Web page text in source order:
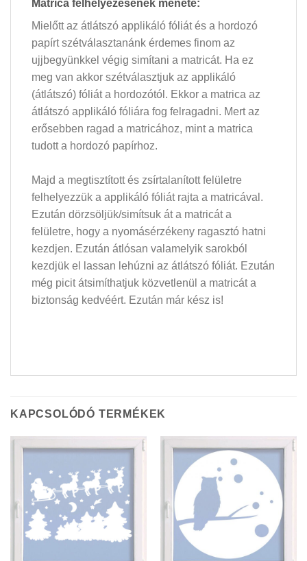
Matrica felhelyezésének menete:
Mielőtt az átlátszó applikáló fóliát és a hordozó
papírt szétválasztanánk érdemes finom az
ujjbegyünkkel végig simítani a matricát. Ha ez
meg van akkor szétválasztjuk az applikáló
(átlátszó) fóliát a hordozótól. Ekkor a matrica az
átlátszó applikáló fóliára fog felragadni. Mert az
erősebben ragad a matricához, mint a matrica
tudott a hordozó papírhoz.
Majd a megtisztított és zsírtalanított felületre
felhelyezzük a applikáló fóliát rajta a matricával.
Ezután dörzsöljük/simítsuk át a matricát a
felületre, hogy a nyomásérzékeny ragasztó hatni
kezdjen. Ezután átlósan valamelyik sarokból
kezdjük el lassan lehúzni az átlátszó fóliát. Ezután
még picit átsimíthatjuk közvetlenül a matricát a
biztonság kedvéért. Ezután már kész is!
KAPCSOLÓDÓ TERMÉKEK